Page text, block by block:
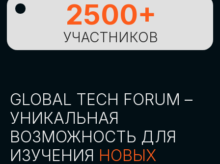
ОСТАВИТЬ
ЗАЯВКУ
СКАЧАТЬ ПРОГРАММУ
СТАТЬ СПИКЕРОМ
Оставьте заявку, наши менеджеры